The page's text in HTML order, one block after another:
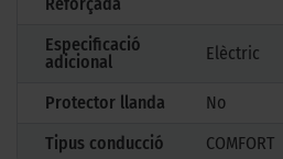
Especificació
adicional
Elèctric
Protector llanda
No
Tipus conducció
COMFORT